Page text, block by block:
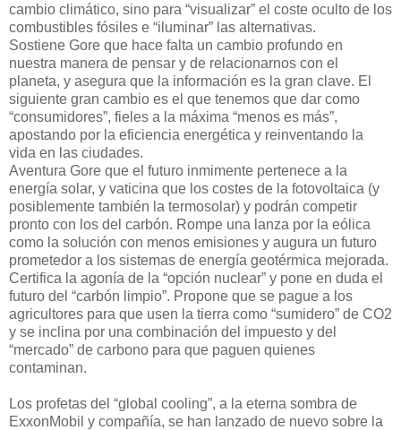
cambio climático, sino para “visualizar” el coste oculto de los
combustibles fósiles e “iluminar” las alternativas.
Sostiene Gore que hace falta un cambio profundo en
nuestra manera de pensar y de relacionarnos con el
planeta, y asegura que la información es la gran clave. El
siguiente gran cambio es el que tenemos que dar como
“consumidores”, fieles a la máxima “menos es más”,
apostando por la eficiencia energética y reinventando la
vida en las ciudades.
Aventura Gore que el futuro inmimente pertenece a la
energía solar, y vaticina que los costes de la fotovoltaica (y
posiblemente también la termosolar) y podrán competir
pronto con los del carbón. Rompe una lanza por la eólica
como la solución con menos emisiones y augura un futuro
prometedor a los sistemas de energía geotérmica mejorada.
Certifica la agonía de la “opción nuclear” y pone en duda el
futuro del “carbón limpio”. Propone que se pague a los
agricultores para que usen la tierra como “sumidero” de CO2
y se inclina por una combinación del impuesto y del
“mercado” de carbono para que paguen quienes
contaminan.
Los profetas del “global cooling”, a la eterna sombra de
ExxonMobil y compañía, se han lanzado de nuevo sobre la